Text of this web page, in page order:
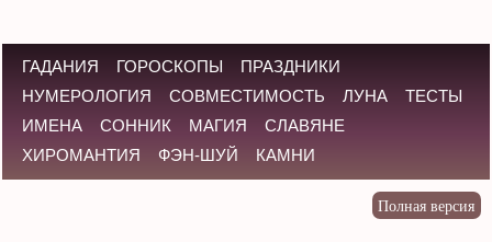
ГАДАНИЯ ГОРОСКОПЫ
ПРАЗДНИКИ
НУМЕРОЛОГИЯ
СОВМЕСТИМОСТЬ ЛУНА
ТЕСТЫ
ИМЕНА
СОННИК МАГИЯ
СЛАВЯНЕ
ХИРОМАНТИЯ
ФЭН-ШУЙ КАМНИ